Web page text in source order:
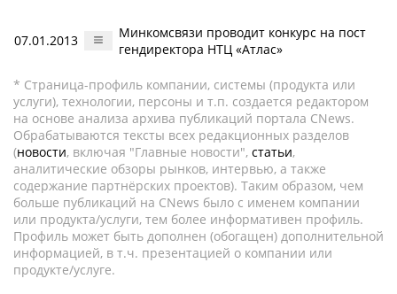
07.01.2013
Минкомсвязи проводит конкурс на пост
гендиректора НТЦ «Атлас»
* Страница-профиль компании, системы (продукта или
услуги), технологии, персоны и т.п. создается редактором
на основе анализа архива публикаций портала CNews.
Обрабатываются тексты всех редакционных разделов
(новости, включая "Главные новости", статьи,
аналитические обзоры рынков, интервью, а также
содержание партнёрских проектов). Таким образом, чем
больше публикаций на CNews было с именем компании
или продукта/услуги, тем более информативен профиль.
Профиль может быть дополнен (обогащен) дополнительной
информацией, в т.ч. презентацией о компании или
продукте/услуге.